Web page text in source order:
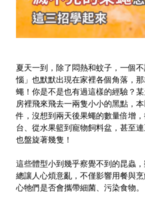
防霉清潔好幫手(任3件，贈抗菌保濕
室內外除蟲專區
浴室清潔專區
清潔大掃除專區
精油香氛專區
強效誘引捕黏板
團購專區
夏天一到，除了悶熱和蚊子，一個
惱」也默默出現在家裡各個角落，
蠅！你是不是也有過這樣的經驗？
房裡飛來飛去一兩隻小小的黑點，
件，沒想到兩天後果蠅的數量倍增
台、從水果籃到寵物飼料盆，甚至
也盤旋著幾隻！
這些體型小到幾乎察覺不到的昆蟲
總讓人心煩意亂，不僅影響用餐與
心牠們是否會攜帶細菌、污染食物。